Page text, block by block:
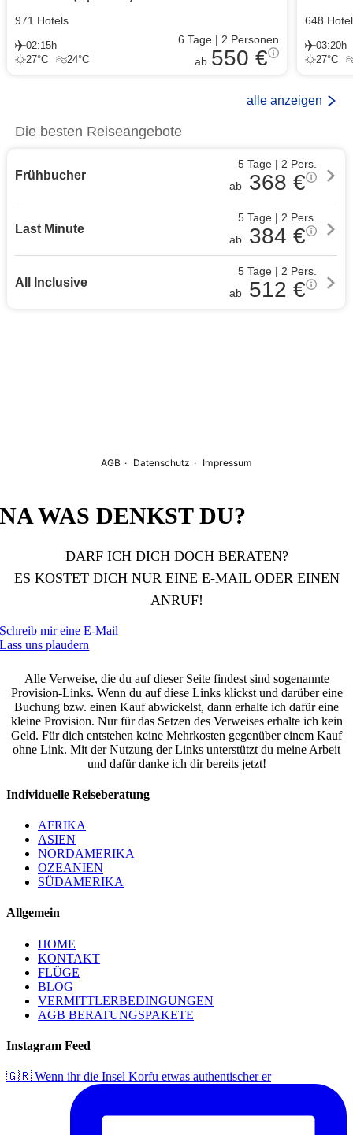
NA WAS DENKST DU?
DARF ICH DICH DOCH BERATEN?
ES KOSTET DICH NUR EINE E-MAIL ODER EINEN
ANRUF!
Schreib mir eine E-Mail
Lass uns plaudern
Alle Verweise, die du auf dieser Seite findest sind sogenannte
Provision-Links. Wenn du auf diese Links klickst und darüber eine
Buchung bzw. einen Kauf abwickelst, dann erhalte ich dafür eine
kleine Provision. Nur für das Setzen des Verweises erhalte ich kein
Geld. Für dich entstehen keine Mehrkosten gegenüber einem Kauf
ohne Link. Mit der Nutzung der Links unterstützt du meine Arbeit
und dafür danke ich dir bereits jetzt!
Individuelle Reiseberatung
AFRIKA
ASIEN
NORDAMERIKA
OZEANIEN
SÜDAMERIKA
Allgemein
HOME
KONTAKT
FLÜGE
BLOG
VERMITTLERBEDINGUNGEN
AGB BERATUNGSPAKETE
Instagram Feed
🇬🇷 Wenn ihr die Insel Korfu etwas authentischer er